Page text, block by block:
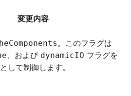
変更内容
。このフラグは
、および dynamicIO フラグを
して制御します。